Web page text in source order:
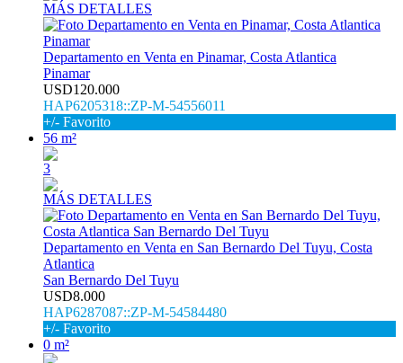
MÁS DETALLES
Departamento en Venta en Pinamar, Costa Atlantica
Pinamar
USD120.000
HAP6205318::ZP-M-54556011
+/- Favorito
56 m²
3
MÁS DETALLES
Departamento en Venta en San Bernardo Del Tuyu, Costa
Atlantica
San Bernardo Del Tuyu
USD8.000
HAP6287087::ZP-M-54584480
+/- Favorito
0 m²